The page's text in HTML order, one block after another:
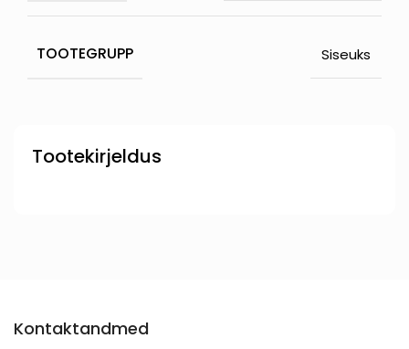
Tootekirjeldus
TOOTEGRUPP Siseuks
Kontaktandmed